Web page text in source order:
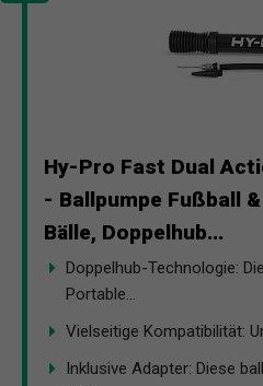
Hy-Pro Fast Dual
- Ballpumpe Fußball
Bälle, Doppelhub...
Doppelhub-Technologie:
Portable...
Vielseitige Kompatibilität:
Inklusive Adapter: Diese